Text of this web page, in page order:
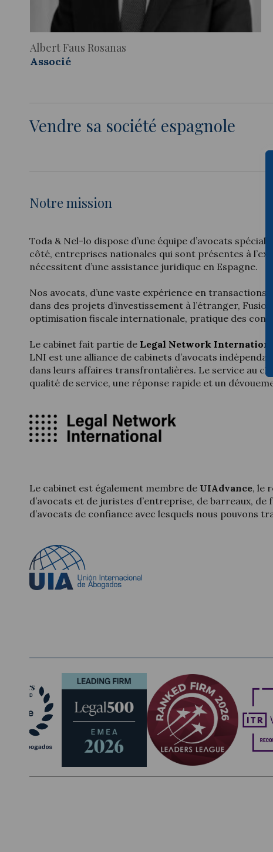
Albert Faus Rosanas
Associé
Vendre sa société espagnole
Notre mission
Toda & Nel-lo dispose d’une équipe d’avocats
côté, entreprises nationales qui sont présentes à
nécessitent d’une assistance juridique en Espagne.
Nos avocats, d’une vaste expérience en
dans des projets d’investissement à l’étranger,
optimisation fiscale internationale, pratique des
Le cabinet fait partie de Legal Network International
LNI est une alliance de cabinets d’avocats
dans leurs affaires transfrontalières. Le service au
qualité de service, une réponse rapide et un
Le cabinet est également membre de UIAdvance, le
d’avocats et de juristes d’entreprise, de barreaux,
d’avocats de confiance avec lesquels nous pouvons